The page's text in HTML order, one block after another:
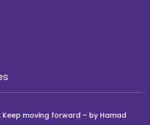
Keep moving forward – by Hamad